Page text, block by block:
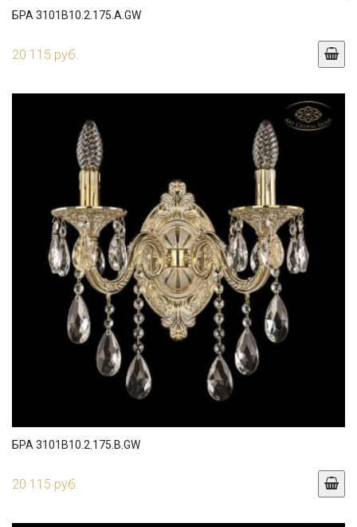
БРА 3101B10.2.175.A.GW
20 115 руб.
БРА 3101B10.2.175.B.GW
20 115 руб.